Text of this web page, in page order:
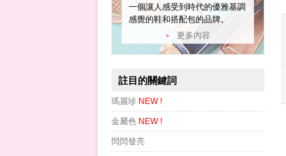
一個讓人感受到時代的優雅基調
感覺的鞋和搭配包的品牌。
更多內容
註目的關鍵詞
瑪麗珍 NEW !
金屬色 NEW !
閃閃發亮